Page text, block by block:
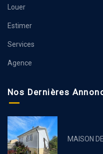
Louer
Estimer
Services
Agence
Nos Dernières
MAISON